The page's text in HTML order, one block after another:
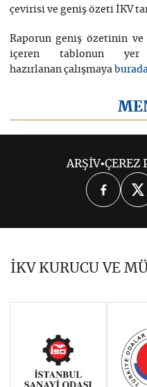
çevirisi ve geniş özeti İKV
Raporun geniş özetinin ve
içeren tablonun yer
hazırlanan çalışmaya
2026
2023
ARŞİV•ÇEREZ
İKV KURUCU VE